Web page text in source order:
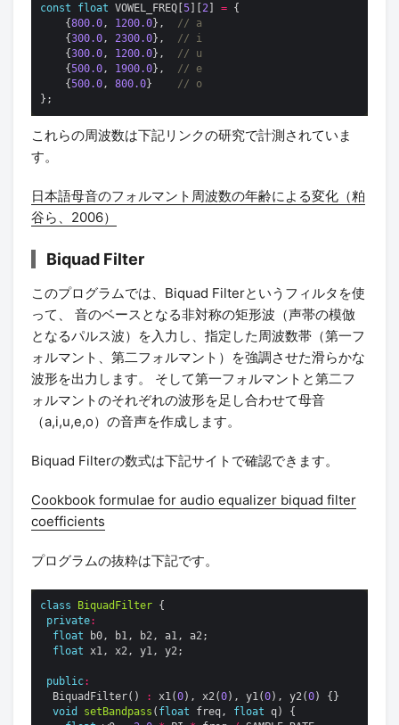
const float VOWEL_FREQ[5][2 ] =
    {
800.0 , 1200.0},
    {
300.0 , 2300.0},
    {
300.0 , 1200.0},
    {
500.0 , 1900.0},
    {
500.0 , 800.0}
これらの周波数は下記リンクの研究で計測されていま
す。
日本語母音のフォルマント周波数の年齢による変化（粕
谷ら、2006）
Biquad Filter
このプログラムでは、Biquad Filterというフィルタを使
って、 音のベースとなる非対称の矩形波（声帯の模倣
となるパルス波）を入力し、指定した周波数帯（第一フ
ォルマント、第二フォルマント）を強調させた滑らかな
波形を出力します。 そして第一フォルマントと第二フ
ォルマントのそれぞれの波形を足し合わせて母音
（a,i,u,e,o）の音声を作成します。
Biquad Filterの数式は下記サイトで確認できます。
Cookbook formulae for audio equalizer biquad filter
coefficients
プログラムの抜粋は下記です。
class BiquadFilter
private:
float
float
public:
  BiquadFilter()
: x1(0), x2(0), y1(0), y2(0
void
setBandpass ( float freq, float